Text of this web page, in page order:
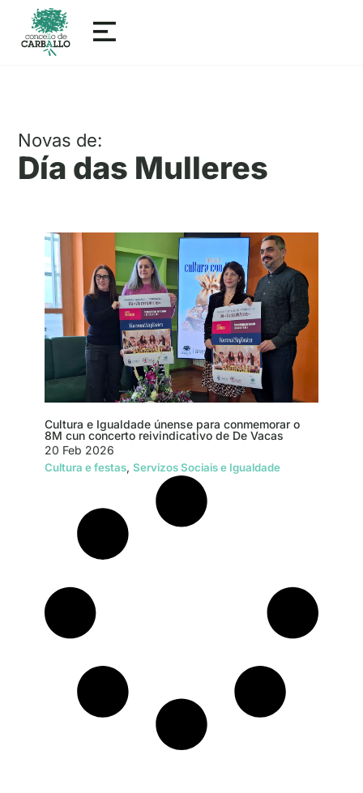
Novas de:
Día das Mulleres
Cultura e Igualdade únense para conmemorar o
8M cun concerto reivindicativo de De Vacas
20 Feb 2026
Cultura e festas, Servizos Sociais e Igualdade